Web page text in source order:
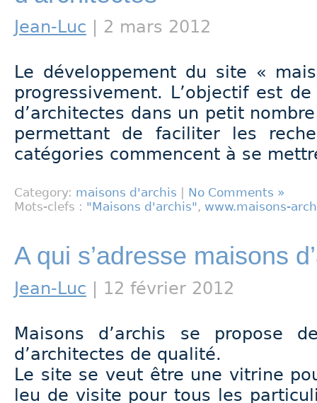
Jean-Luc | 2 mars 2012
Le développement du site «
progressivement. L’objectif est
d’architectes dans un petit
permettant de faciliter les
catégories commencent à se
Category: maisons d'archis
No Comments »
Mots-clefs : "Maisons d'archis", www.maisons-
A qui s’adresse maisons
Jean-Luc | 12 février 2012
Maisons d’archis se propose
d’architectes de qualité.
Le site se veut être une vitrine
leu de visite pour tous les